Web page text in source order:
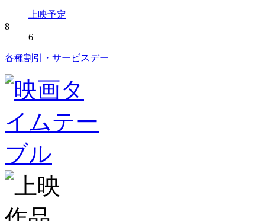
上映予定
8
6
各種割引・サービスデー